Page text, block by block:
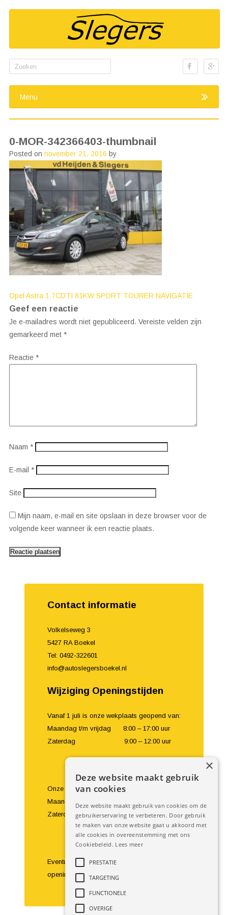
Search
Menu
0-MOR-342366403-thumbnail
Posted on november 21, 2016 by
Bericht
navigatie
Opel Astra 1.7CDTI 81KW SPORT TOURER NAVIGATIE
Geef een reactie
Je e-mailadres wordt niet gepubliceerd. Vereiste velden zijn
gemarkeerd met *
Reactie *
Naam *
E-mail *
Site
Mijn naam, e-mail en site opslaan in deze browser voor de
volgende keer wanneer ik een reactie plaats.
Contact informatie
Volkelseweg 3
5427 RA Boekel
Tel: 0492-322601
info@autoslegersboekel.nl
Wijziging Openingstijden
Vanaf 1 juli is onze wekplaats geopend van:
Maandag t/m vrijdag 8:00 – 17:00 uur
Zaterdag 9:00 – 12:00 uur
Onze showroom en balie zijn geopend van:
Maandag t/m vrijdag 8:00 – 18:00 uur
Zaterdag 9:00 – 16:00 uur
Eventuele bezoeken buiten de
openingstijden om zijn te bespreken.
Deze website maakt gebruik
van cookies
Deze website maakt gebruik van cookies om de
gebruikerservaring te verbeteren. Door gebruik
te maken van onze website gaat u akkoord met
alle cookies in overeenstemming met ons
Cookiebeleid. Lees meer
PRESTATIE
TARGETING
FUNCTIONELE
OVERIGE
×